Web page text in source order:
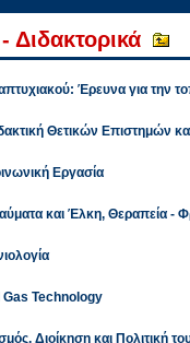
Διδακτορικά
Έρευνα για την
Θετικών Επιστημών
Εργασία
και Έλκη, Θεραπεία -
Gas Technology
Διοίκηση και Πολιτική